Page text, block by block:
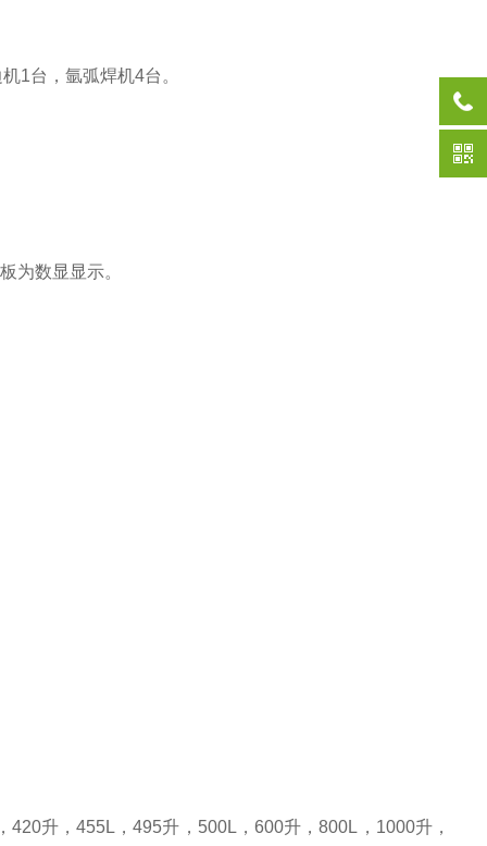
1台，氩弧焊机4台。
为数显显示。
， 420升，455L ，495升 ， 500L ，600升 ，800L ， 1000升 ，